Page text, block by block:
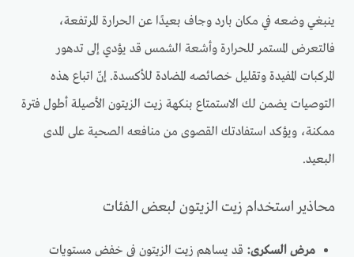
ينبغي وضعه في مكان بارد وجاف بعيدًا عن الحرارة المرتفعة،
فالتعرض المستمر للحرارة وأشعة الشمس قد يؤدي إلى تدهور
المركبات المفيدة وتقليل خصائصه المضادة للأكسدة. إنّ اتباع هذه
التوصيات يضمن لك الاستمتاع بنكهة زيت الزيتون الأصيلة أطول فترة
ممكنة، ويؤكد استفادتك القصوى من منافعه الصحية على المدى
البعيد.
محاذير استخدام زيت الزيتون لبعض الفئات
مرض السكري: قد يساهم زيت الزيتون في خفض مستويات